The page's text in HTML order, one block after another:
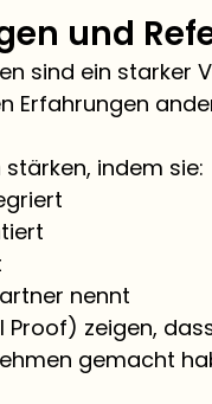
und
sind ein starker
Erfahrungen
indem sie:
nennt
Proof) zeigen,
gemacht